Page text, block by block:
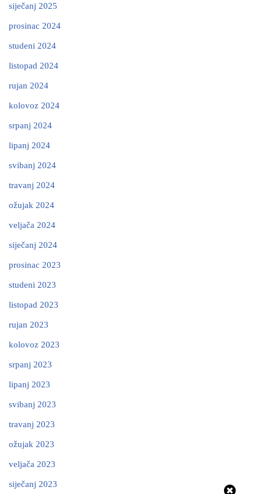
siječanj 2025
prosinac 2024
studeni 2024
listopad 2024
rujan 2024
kolovoz 2024
srpanj 2024
lipanj 2024
svibanj 2024
travanj 2024
ožujak 2024
veljača 2024
siječanj 2024
prosinac 2023
studeni 2023
listopad 2023
rujan 2023
kolovoz 2023
srpanj 2023
lipanj 2023
svibanj 2023
travanj 2023
ožujak 2023
veljača 2023
siječanj 2023